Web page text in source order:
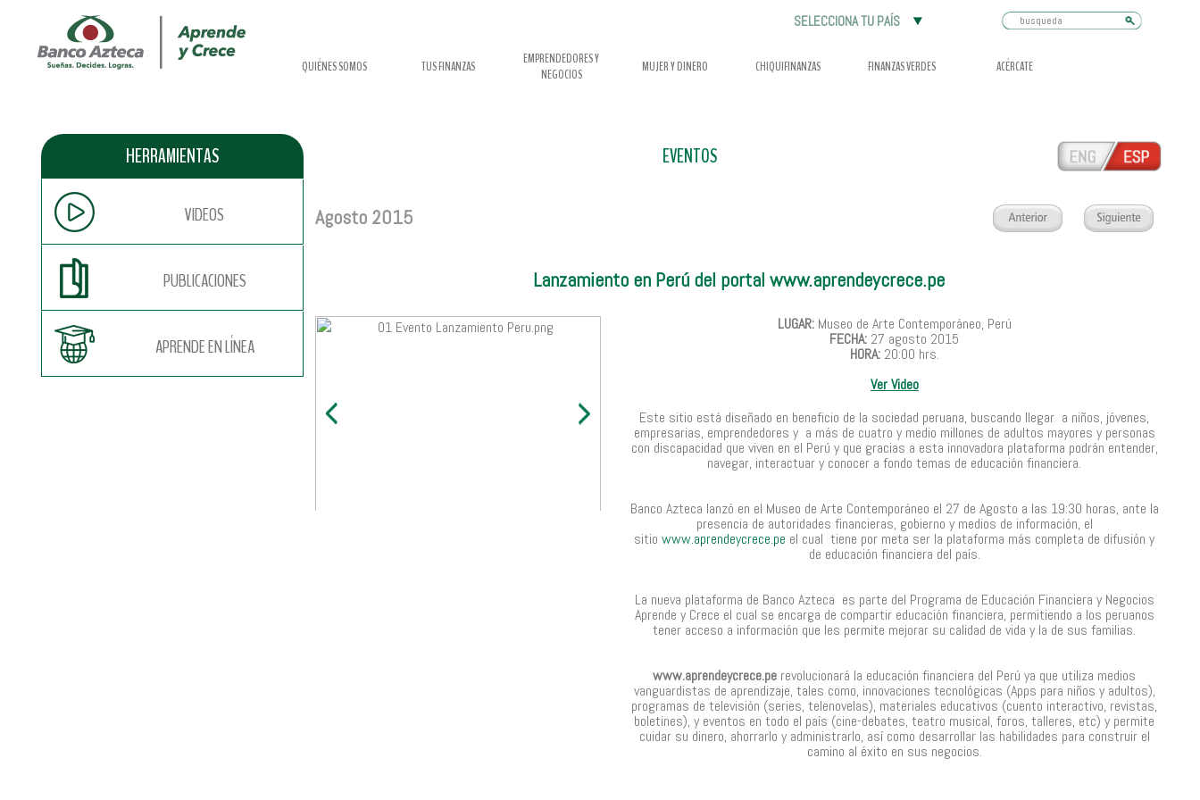
Busqueda
SELECCIONA TU PAÍS
QUIÉNES SOMOS TUS FINANZAS
EMPRENDEDORES Y
NEGOCIOS
MUJER Y DINERO CHIQUIFINANZAS FINANZAS VERDES ACÉRCATE
HERRAMIENTAS
VIDEOS
PUBLICACIONES
APRENDE EN LÍNEA
EVENTOS
Agosto 2015
Lanzamiento en Perú del portal www.aprendeycrece.pe
LUGAR: Museo de Arte Contemporáneo, Perú
FECHA: 27 agosto 2015
HORA: 20:00 hrs.
Ver Video
Este sitio está diseñado en beneficio de la sociedad peruana, buscando llegar a niños, jóvenes,
empresarias, emprendedores y a más de cuatro y medio millones de adultos mayores y personas
con discapacidad que viven en el Perú y que gracias a esta innovadora plataforma podrán entender,
navegar, interactuar y conocer a fondo temas de educación financiera.
Banco Azteca lanzó en el Museo de Arte Contemporáneo el 27 de Agosto a las 19:30 horas, ante la
presencia de autoridades financieras, gobierno y medios de información, el
sitiowww.aprendeycrece.pe el cual tiene por meta ser la plataforma más completa de difusión y
de educación financiera del país.
La nueva plataforma de Banco Azteca es parte del Programa de Educación Financiera y Negocios
Aprende y Crece el cual se encarga de compartir educación financiera, permitiendo a los peruanos
tener acceso a información que les permite mejorar su calidad de vida y la de sus familias.
www.aprendeycrece.pe revolucionará la educación financiera del Perú ya que utiliza medios
vanguardistas de aprendizaje, tales como, innovaciones tecnológicas (Apps para niños y adultos),
programas de televisión (series, telenovelas), materiales educativos (cuento interactivo, revistas,
boletines), y eventos en todo el país (cine-debates, teatro musical, foros, talleres, etc) y permite
cuidar su dinero, ahorrarlo y administrarlo, así como desarrollar las habilidades para construir el
camino al éxito en sus negocios.